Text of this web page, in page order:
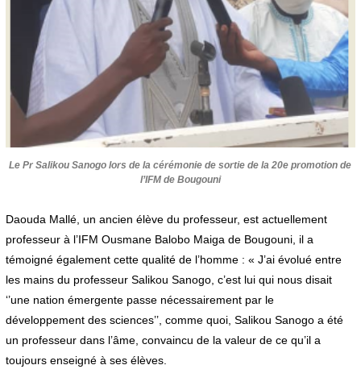
Le Pr Salikou Sanogo lors de la cérémonie de sortie de la 20e promotion de
l’IFM de Bougouni
Daouda Mallé, un ancien élève du professeur, est actuellement
professeur à l’IFM Ousmane Balobo Maiga de Bougouni, il a
témoigné également cette qualité de l’homme : « J’ai évolué entre
les mains du professeur Salikou Sanogo, c’est lui qui nous disait
‘’une nation émergente passe nécessairement par le
développement des sciences’’, comme quoi, Salikou Sanogo a été
un professeur dans l’âme, convaincu de la valeur de ce qu’il a
toujours enseigné à ses élèves.